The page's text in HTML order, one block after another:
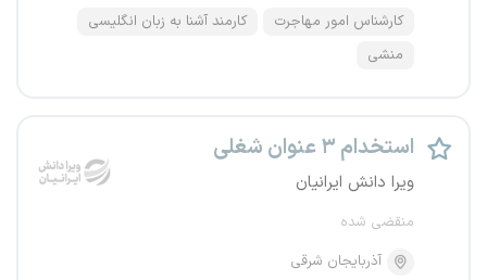
کارشناس امور مهاجرت
کارمند آشنا به زبان انگلیسی
منشی
استخدام ۳ عنوان شغلی
ویرا دانش ایرانیان
منقضی شده
آذربایجان شرقی